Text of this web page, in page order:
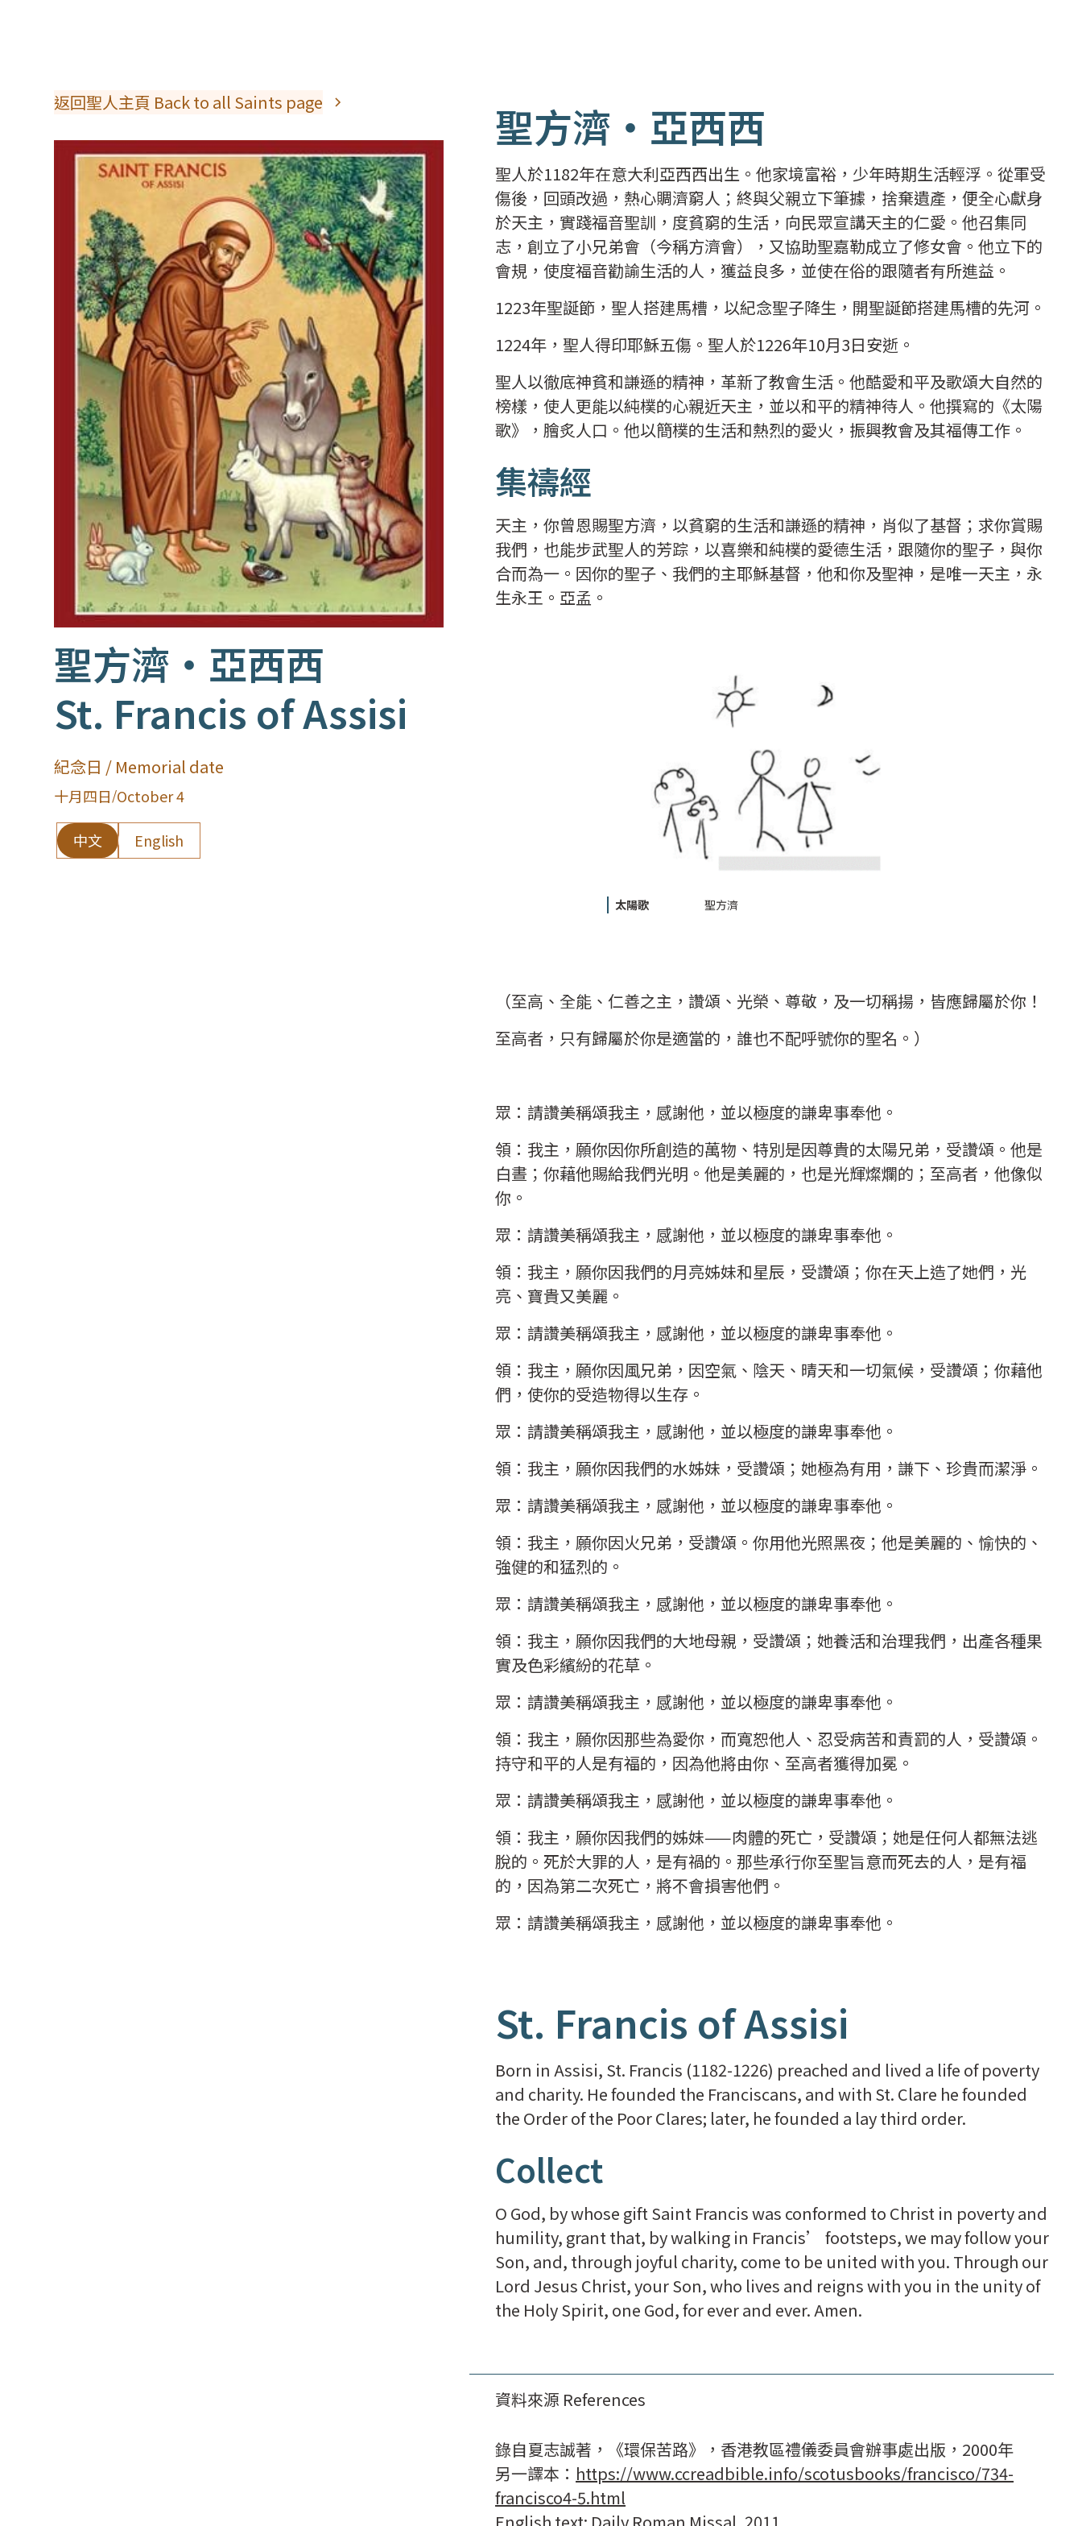
返回聖人主頁 Back to all Saints page
St. Francis of Assisi
聖方濟‧亞西西
紀念日 / Memorial date
十月四日/October 4
中文 English
聖方濟‧亞西西
聖人於1182年在意大利亞西西出生。他家境富裕，少年時期生活輕浮。從軍受
傷後，回頭改過，熱心賙濟窮人；終與父親立下筆據，捨棄遺產，便全心獻身
於天主，實踐福音聖訓，度貧窮的生活，向民眾宣講天主的仁愛。他召集同
志，創立了小兄弟會（今稱方濟會），又協助聖嘉勒成立了修女會。他立下的
會規，使度福音勸諭生活的人，獲益良多，並使在俗的跟隨者有所進益。
1223年聖誕節，聖人搭建馬槽，以紀念聖子降生，開聖誕節搭建馬槽的先河。
1224年，聖人得印耶穌五傷。聖人於1226年10月3日安逝。
聖人以徹底神貧和謙遜的精神，革新了教會生活。他酷愛和平及歌頌大自然的
榜樣，使人更能以純樸的心親近天主，並以和平的精神待人。他撰寫的《太陽
歌》，膾炙人口。他以簡樸的生活和熱烈的愛火，振興教會及其福傳工作。
集禱經
天主，你曾恩賜聖方濟，以貧窮的生活和謙遜的精神，肖似了基督；求你賞賜
我們，也能步武聖人的芳踪，以喜樂和純樸的愛德生活，跟隨你的聖子，與你
合而為一。因你的聖子、我們的主耶穌基督，他和你及聖神，是唯一天主，永
生永王。亞孟。
太陽歌 聖方濟
（至高、全能、仁善之主，讚頌、光榮、尊敬，及一切稱揚，皆應歸屬於你！
至高者，只有歸屬於你是適當的，誰也不配呼號你的聖名。）
眾：請讚美稱頌我主，感謝他，並以極度的謙卑事奉他。
領：我主，願你因你所創造的萬物、特別是因尊貴的太陽兄弟，受讚頌。他是
白晝；你藉他賜給我們光明。他是美麗的，也是光輝燦爛的；至高者，他像似
你。
眾：請讚美稱頌我主，感謝他，並以極度的謙卑事奉他。
領：我主，願你因我們的月亮姊妹和星辰，受讚頌；你在天上造了她們，光
亮、寶貴又美麗。
眾：請讚美稱頌我主，感謝他，並以極度的謙卑事奉他。
領：我主，願你因風兄弟，因空氣、陰天、晴天和一切氣候，受讚頌；你藉他
們，使你的受造物得以生存。
眾：請讚美稱頌我主，感謝他，並以極度的謙卑事奉他。
領：我主，願你因我們的水姊妹，受讚頌；她極為有用，謙下、珍貴而潔淨。
眾：請讚美稱頌我主，感謝他，並以極度的謙卑事奉他。
領：我主，願你因火兄弟，受讚頌。你用他光照黑夜；他是美麗的、愉快的、
強健的和猛烈的。
眾：請讚美稱頌我主，感謝他，並以極度的謙卑事奉他。
領：我主，願你因我們的大地母親，受讚頌；她養活和治理我們，出產各種果
實及色彩繽紛的花草。
眾：請讚美稱頌我主，感謝他，並以極度的謙卑事奉他。
領：我主，願你因那些為愛你，而寬恕他人、忍受病苦和責罰的人，受讚頌。
持守和平的人是有福的，因為他將由你、至高者獲得加冕。
眾：請讚美稱頌我主，感謝他，並以極度的謙卑事奉他。
領：我主，願你因我們的姊妹——肉體的死亡，受讚頌；她是任何人都無法逃
脫的。死於大罪的人，是有禍的。那些承行你至聖旨意而死去的人，是有福
的，因為第二次死亡，將不會損害他們。
眾：請讚美稱頌我主，感謝他，並以極度的謙卑事奉他。
St. Francis of Assisi
Born in Assisi, St. Francis (1182-1226) preached and lived a life of poverty
and charity. He founded the Franciscans, and with St. Clare he founded
the Order of the Poor Clares; later, he founded a lay third order.
Collect
O God, by whose gift Saint Francis was conformed to Christ in poverty and
humility, grant that, by walking in Francis’ footsteps, we may follow your
Son, and, through joyful charity, come to be united with you. Through our
Lord Jesus Christ, your Son, who lives and reigns with you in the unity of
the Holy Spirit, one God, for ever and ever. Amen.
資料來源 References
錄自夏志誠著，《環保苦路》，香港教區禮儀委員會辦事處出版，2000年
另一譯本： https://www.ccreadbible.info/scotusbooks/francisco/734-
francisco4-5.html